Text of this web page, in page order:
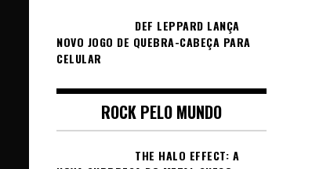
DEF LEPPARD LANÇA
NOVO JOGO DE QUEBRA-CABEÇA PARA
CELULAR
ROCK PELO MUNDO
THE HALO EFFECT: A